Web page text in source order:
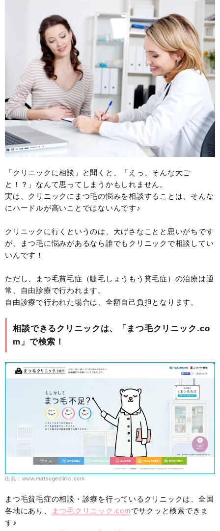
「クリニックに相談」と聞くと、「えっ、そんな大ご
と！？」なんて思ってしまうかもしれません。
実は、クリニックにまつ毛の悩みを相談することは、そんな
にハードルが高いことではないんです♪
クリニックに行くというのは、大げさなことと思いがちです
が、まつ毛に悩みがあるなら誰でもクリニックで相談してい
いんです！
ただし、まつ毛貧毛症（睫毛しょうもう貧毛症）の治療は通
常、自由診療で行われます。
自由診療で行われた場合は、全額自己負担となります。
相談できるクリニックは、「まつ毛クリニック.co
m」で検索！
出典：www.matsugeclinic.com
まつ毛貧毛症の相談・診療を行っているクリニックは、全国
各地にあり、
まつ毛クリニック.comでサクッと検索できま
す♪